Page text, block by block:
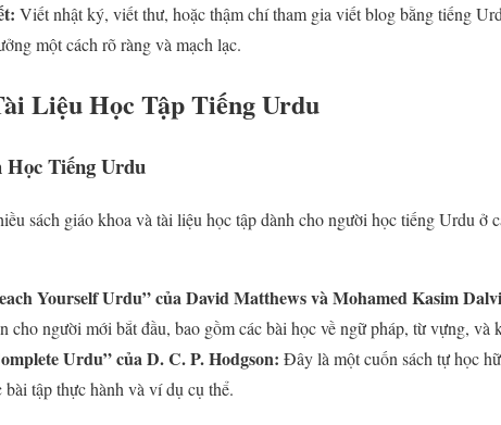
Viết nhật ký, viết thư, hoặc thậm chí tham gia viết blog bằng tiếng
một cách rõ ràng và mạch lạc.
Liệu Học Tập Tiếng Urdu
Học Tiếng Urdu
sách giáo khoa và tài liệu học tập dành cho người học tiếng Urdu ở
Yourself Urdu” của David Matthews và Mohamed Kasim
cho người mới bắt đầu, bao gồm các bài học về ngữ pháp, từ vựng, và
Urdu” của D. C. P. Hodgson: Đây là một cuốn sách tự học
bài tập thực hành và ví dụ cụ thể.